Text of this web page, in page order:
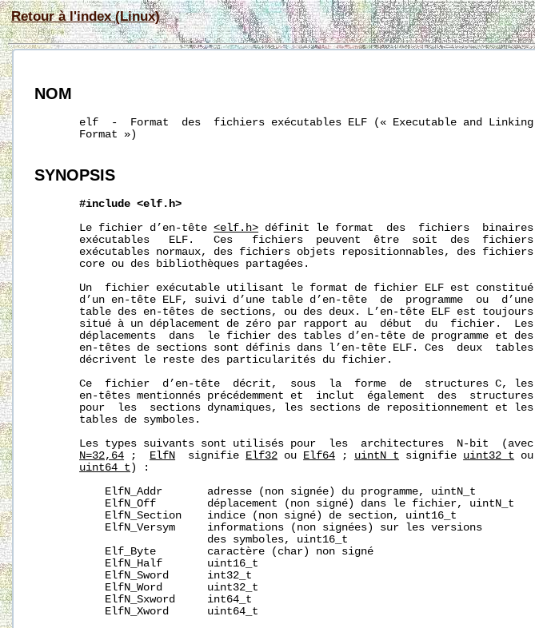
Retour à l'index (Linux)
NOM
       elf  -  Format  des  fichiers exécutables ELF (« Executable and Linking
       Format »)
SYNOPSIS
#include <elf.h>
       Le fichier d’en-tête
<elf.h> définit le format  des  fichiers  binaires
       exécutables   ELF.   Ces   fichiers  peuvent  être  soit  des  fichiers
       exécutables normaux, des fichiers objets repositionnables, des fichiers
       core ou des bibliothèques partagées.
       Un  fichier exécutable utilisant le format de fichier ELF est constitué
       d’un en-tête ELF, suivi d’une table d’en-tête  de  programme  ou  d’une
       table des en-têtes de sections, ou des deux. L’en-tête ELF est toujours
       situé à un déplacement de zéro par rapport au  début  du  fichier.  Les
       déplacements  dans  le fichier des tables d’en-tête de programme et des
       en-têtes de sections sont définis dans l’en-tête ELF. Ces  deux  tables
       décrivent le reste des particularités du fichier.
       Ce  fichier  d’en-tête  décrit,  sous  la  forme  de  structures C, les
       en-têtes mentionnés précédemment et  inclut  également  des  structures
       pour  les  sections dynamiques, les sections de repositionnement et les
       tables de symboles.
       Les types suivants sont utilisés pour  les  architectures  N-bit  (avec
N=32,64 ; ElfN
  signifie
Elf32 ou Elf64 ; uintN_t signifie uint32_t ou
uint64_t ) :
           ElfN_Addr       adresse (non signée) du programme, uintN_t
           ElfN_Off        déplacement (non signé) dans le fichier, uintN_t
           ElfN_Section    indice (non signé) de section, uint16_t
           ElfN_Versym     informations (non signées) sur les versions
                           des symboles, uint16_t
           Elf_Byte        caractère (char) non signé
           ElfN_Half       uint16_t
           ElfN_Sword      int32_t
           ElfN_Word       uint32_t
           ElfN_Sxword     int64_t
           ElfN_Xword      uint64_t